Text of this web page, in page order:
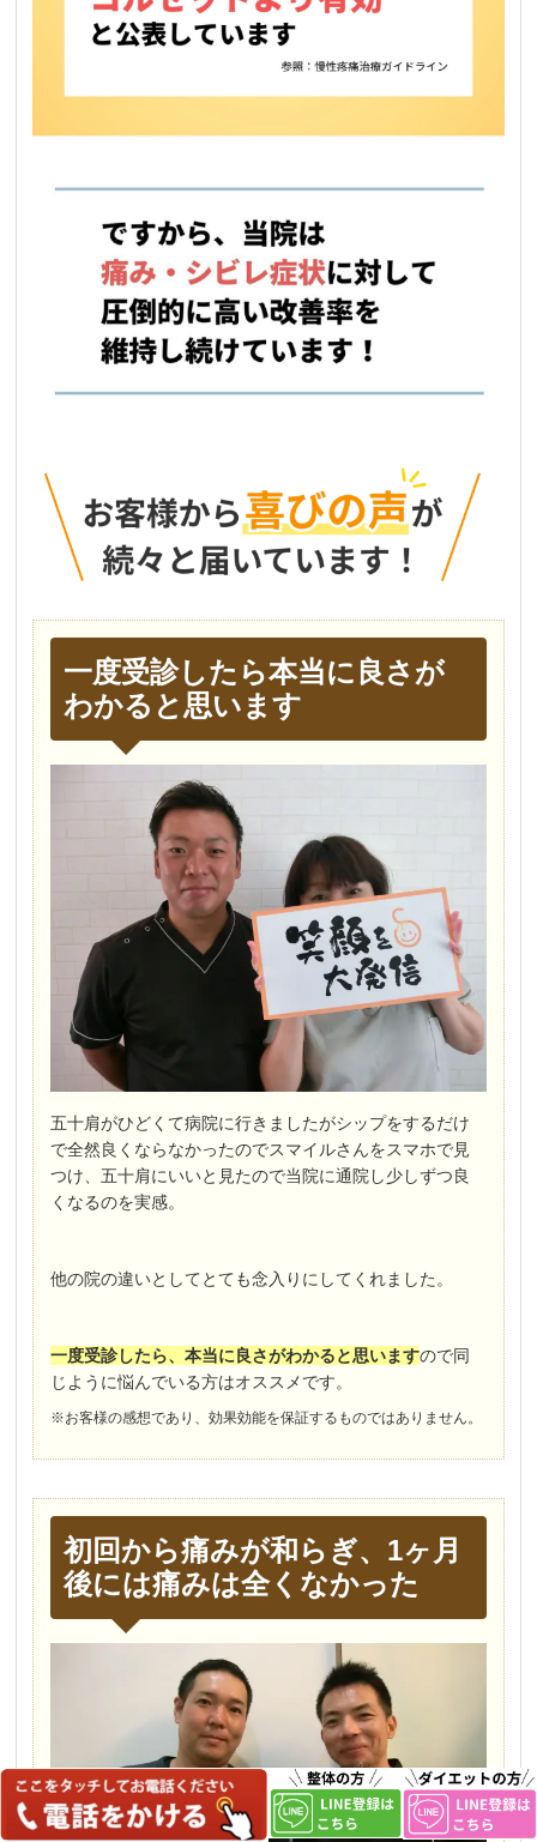
一度受診したら本当に良さが
わかると思います
五十肩がひどくて病院に行きましたがシップをするだけ
で全然良くならなかったのでスマイルさんをスマホで見
つけ、五十肩にいいと見たので当院に通院し少しずつ良
くなるのを実感。
他の院の違いとしてとても念入りにしてくれました。
一度受診したら、本当に良さがわかると思いますので同
じように悩んでいる方はオススメです。
※お客様の感想であり、効果効能を保証するものではありません。
初回から痛みが和らぎ、1ヶ月
後には痛みは全くなかった